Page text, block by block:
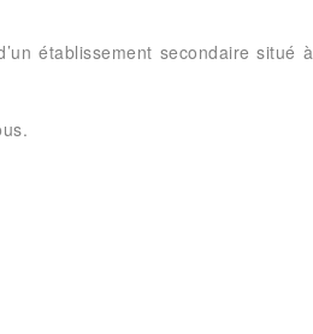
établissement secondaire situé